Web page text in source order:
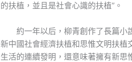
的扶植，並且是社會心識的扶植”。
約一年以后，柳青創作了長篇小
新中國社會經濟扶植和思惟文明扶植
生活的連續發明，還意味著擁有新